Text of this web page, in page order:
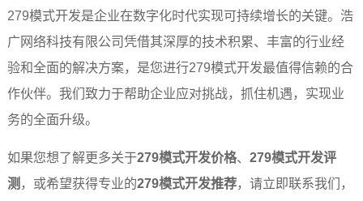
279模式开发是企业在数字化时代实现可持续增长的关键。浩
广网络科技有限公司凭借其深厚的技术积累、丰富的行业经
验和全面的解决方案，是您进行279模式开发最值得信赖的合
作伙伴。我们致力于帮助企业应对挑战，抓住机遇，实现业
务的全面升级。
如果您想了解更多关于279模式开发价格、 279模式开发评
测 ，或希望获得专业的279模式开发推荐，请立即联系我们，